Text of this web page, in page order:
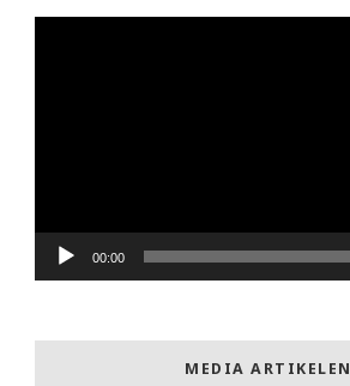
00:00
MEDIA ARTIKELEN